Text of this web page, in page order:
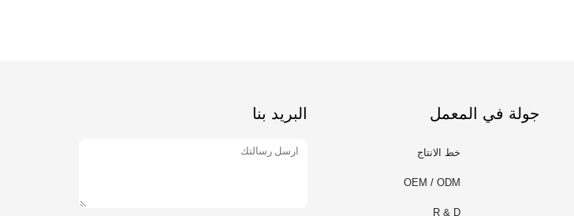
جولة في المعمل
خط الانتاج
OEM / ODM
R & D
البريد بنا